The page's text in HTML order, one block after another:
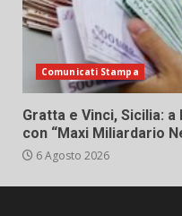
Comunicati Stampa
Gratta e Vinci, Sicilia:
con “Maxi Miliardario
6 Agosto 2026